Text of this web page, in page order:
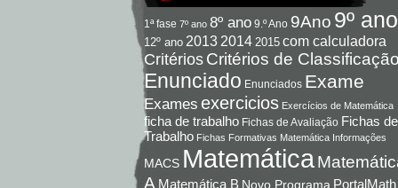
1ª fase 7º ano 8º ano 9.º Ano 9Ano 9º ano
12º ano 2013 2014 2015 com calculadora
Critérios Critérios de
Enunciado Enunciados Exame
Exames exercicios Exercícios de Matemática
ficha de trabalho Fichas de Avaliação Fichas de
Trabalho Fichas Formativas Matemática Informações
MACS Matemática
A Matemática B Novo Programa PortalMath